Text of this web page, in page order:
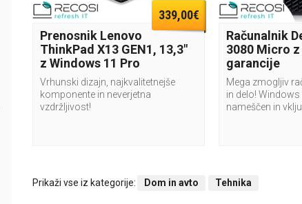
339,00€
Prenosnik Lenovo
ThinkPad X13 GEN1, 13,3"
z Windows 11 Pro
Vrhunski dizajn, najkvalitetnejše
komponente in neverjetna
vzdržljivost!
Računalnik
3080 Micro
garancije
Mega zmogljiv
in delo! Windows
nameščen in
Prikaži vse iz kategorije: Dom in avto Tehnika